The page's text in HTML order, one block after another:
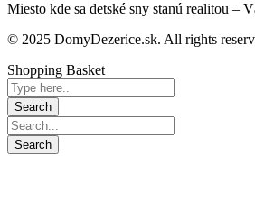
Miesto kde sa detské sny stanú realitou –
© 2025 DomyDezerice.sk. All rights
Shopping Basket